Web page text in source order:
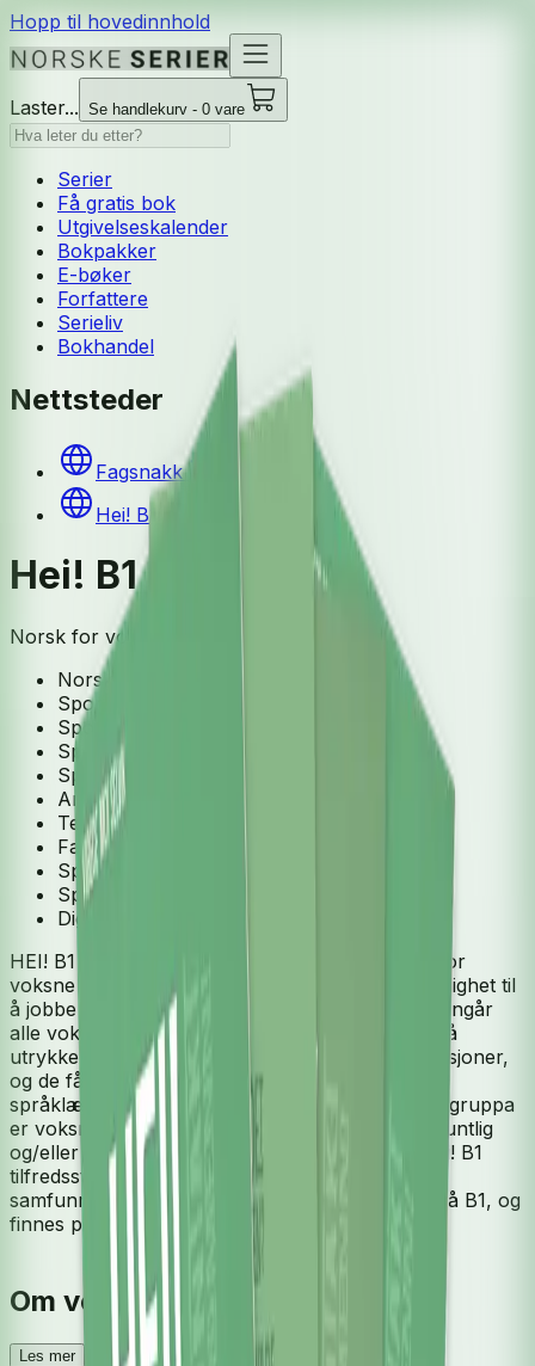
Hopp til hovedinnhold
Laster... Se handlekurv - 0 vare
Serier
Få gratis bok
Utgivelseskalender
Bokpakker
E-bøker
Forfattere
Serieliv
Bokhandel
Nettsteder
Fagsnakk | NOA
Hei! B1 nettressurser
Hei! B1
Norsk for voksne innvandrere
Norsk som andrespråk
Spor 1
Spor 1 - B1
Spor 2
Spor 2 - B1
Arbeidsbok
Tekstbok
Fagnettsted
Spor 3
Spor 3 - B1
Digital ressurs
HEI! B1 er et læreverk i norsk som andrespråk for
voksne innvandrere. I HEI! B1 får deltakerne mulighet til
å jobbe med tema som er samfunnsaktuelle og angår
alle voksne som bor i Norge. De får øve seg på å
utrykke egne meninger, delta i samtaler og diskusjoner,
og de får jobbe med oppgaver som fremmer
språklæring og legger til rette for refleksjon. Målgruppa
er voksne innvandrere som har nådd nivå A2 muntlig
og/eller skriftlig og ønsker å lære mer norsk. Hei! B1
tilfredsstiller kravene i læreplan i norsk og
samfunnskunnskap for voksne innvandrere, nivå B1, og
finnes på bokmål og nynorsk.
Om verket
Les mer